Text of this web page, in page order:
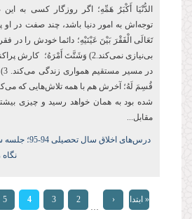
الدُّنْیَا أَكْبَرُ هَمِّهِ؛ اگر روزگار کسی به
تَعَالَى الْفَقْرَ بَیْنَ عَیْنَیْهِ؛ دائما خودش را در
بی‌نیازی نمی‌کند.2) وَشَتَّتَ أَمْرَهُ؛
قُسِمَ لَهُ؛ آخرش هم با همه تلاش‌هایی که
شده بود به همان خواهد رسید و چیزی
مقابل...
درس‌های اخلاق سال تحصیلی 94-95 ؛ جلسه
نگاه
صفحه‌ها
« ابتدا ‹
…
2
3
4
5